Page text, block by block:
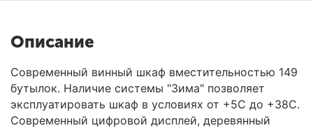
Описание
Современный винный шкаф вместительностью 149
бутылок. Наличие системы "Зима" позволяет
эксплуатировать шкаф в условиях от +5С до +38С.
Современный цифровой дисплей, деревянный